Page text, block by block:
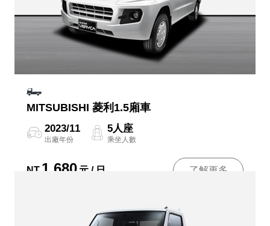
MITSUBISHI 菱利1.5廂車
2023/11
出廠年份
5人座
乘坐人數
NT 1,680 元 / 日 了解更多